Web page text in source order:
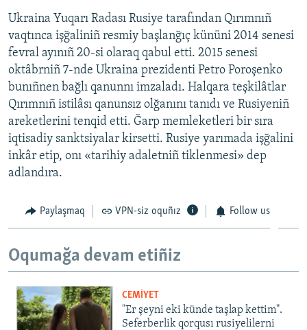
Ukraina Yuqarı Radası Rusiye tarafından Qırımnıñ
vaqtınca işğaliniñ resmiy başlanğıç kününi 2014 senesi
fevral ayınıñ 20-si olaraq qabul etti. 2015 senesi
oktâbrniñ 7-nde Ukraina prezidenti Petro Poroşenko
bunıñnen bağlı qanunnı imzaladı. Halqara teşkilâtlar
Qırımnıñ istilâsı qanunsız olğanını tanıdı ve Rusiyeniñ
areketlerini tenqid etti. Ğarp memleketleri bir sıra
iqtisadiy sanktsiyalar kirsetti. Rusiye yarımada işğalini
inkâr etip, onı «tarihiy adaletniñ tiklenmesi» dep
adlandıra.
Paylaşmaq VPN-siz oquñız Follow us
Oqumağa devam etiñiz
CEMİYET
"Er şeyni eki künde taşlap kettim".
Seferberlik qorqusı rusiyelilerni